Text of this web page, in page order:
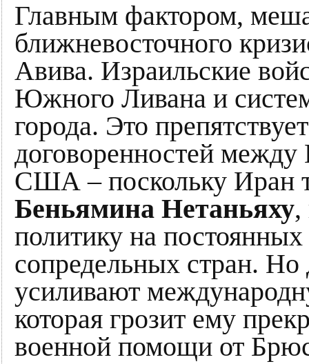
Главным фактором,
ближневосточного
Авива. Израильские
Южного Ливана и
города. Это
договоренностей
США – поскольку Иран
Беньямина Нетаньяху,
политику на
сопредельных стран. Но
усиливают
которая грозит ему
военной помощи от